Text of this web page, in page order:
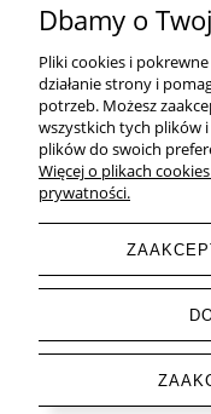
Płatności i
Informacje
O nas
Dbamy o
Pliki cookies i
działanie strony i
potrzeb. Możesz
wszystkich tych plików
plików do swoich
Więcej o plikach
prywatności.